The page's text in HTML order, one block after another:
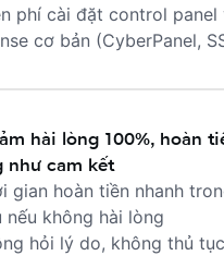
phí cài đặt control panel
cơ bản (CyberPanel,
hài lòng 100%, hoàn
như cam kết
gian hoàn tiền nhanh
nếu không hài lòng
hỏi lý do, không thủ